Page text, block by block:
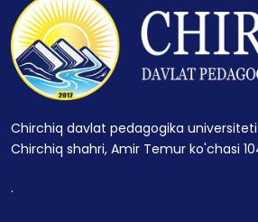
Chirchiq davlat pedagogika
Chirchiq shahri, Amir Temur ko'chasi
.